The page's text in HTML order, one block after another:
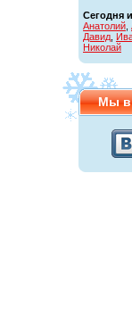
Сегодня
Анатолий
Давид
Николай
Мы в